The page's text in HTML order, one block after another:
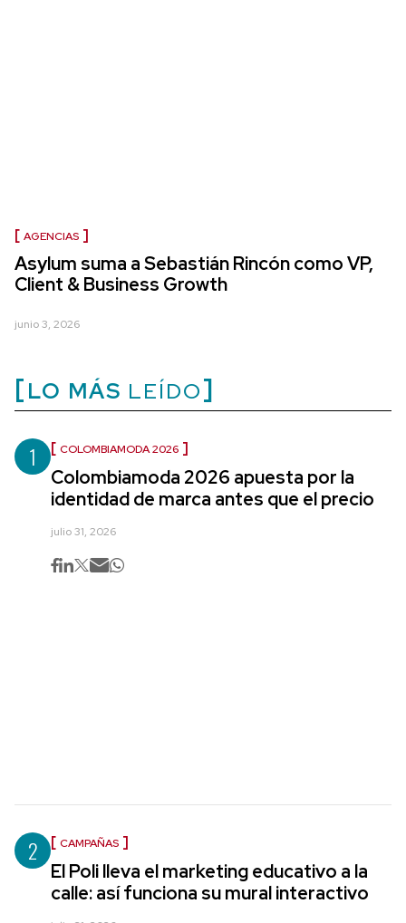
AGENCIAS
Asylum suma a Sebastián Rincón como VP,
Client & Business Growth
junio 3, 2026
LO MÁS LEÍDO
1 COLOMBIAMODA 2026
Colombiamoda 2026 apuesta por la
identidad de marca antes que el precio
julio 31, 2026
2 CAMPAÑAS
El Poli lleva el marketing educativo a la
calle: así funciona su mural interactivo